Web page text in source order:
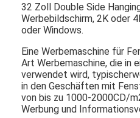
32 Zoll Double Side
Werbebildschirm, 2K oder
oder Windows.
Eine Werbemaschine für
Art Werbemaschine, die in
verwendet wird,
in den Geschäften mit
von bis zu 1000-2000CD/
Werbung und